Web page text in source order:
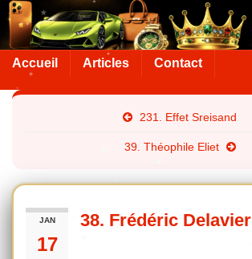
Accueil Articles Contact
231. Effet Sreisand
39. Théophile Eliet
JAN
17
38. Frédéric Delavier